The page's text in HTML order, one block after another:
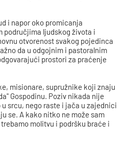
i napor oko promicanja
područjima ljudskog života i
otvorenost svakog pojedinca
da u odgojnim i pastoralnim
prostori za praćenje
misionare, supružnike koji znaju
Gospodinu. Poziv nikada nije
srcu, nego raste i jača u zajednici
se. A kako nitko ne može sam
molitvu i podršku braće i